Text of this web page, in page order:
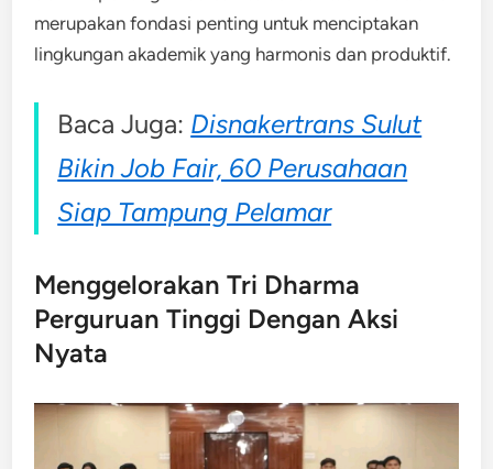
merupakan fondasi penting untuk menciptakan
lingkungan akademik yang harmonis dan produktif.
Baca Juga: Disnakertrans Sulut
Bikin Job Fair, 60 Perusahaan
Siap Tampung Pelamar
Menggelorakan Tri Dharma
Perguruan Tinggi Dengan Aksi
Nyata